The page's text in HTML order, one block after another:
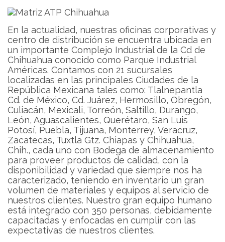
En la actualidad, nuestras oficinas corporativas y
centro de distribución se encuentra ubicada en
un importante Complejo Industrial de la Cd de
Chihuahua conocido como Parque Industrial
Américas. Contamos con 21 sucursales
localizadas en las principales Ciudades de la
República Mexicana tales como: Tlalnepantla
Cd. de México, Cd. Juárez, Hermosillo, Obregón,
Culiacán, Mexicali, Torreón, Saltillo, Durango,
León, Aguascalientes, Querétaro, San Luis
Potosí, Puebla, Tijuana, Monterrey, Veracruz,
Zacatecas, Tuxtla Gtz. Chiapas y Chihuahua,
Chih., cada uno con Bodega de almacenamiento
para proveer productos de calidad, con la
disponibilidad y variedad que siempre nos ha
caracterizado, teniendo en inventario un gran
volumen de materiales y equipos al servicio de
nuestros clientes. Nuestro gran equipo humano
está integrado con 350 personas, debidamente
capacitadas y enfocadas en cumplir con las
expectativas de nuestros clientes.